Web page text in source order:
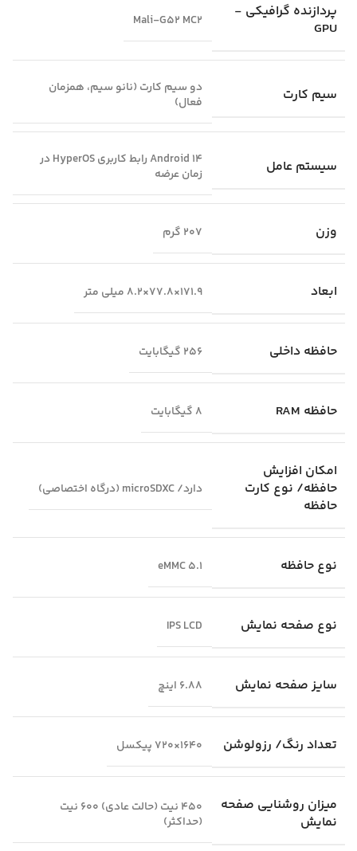
پردازنده گرافیکی -
GPU
Mali-G52 MC2
سیم کارت
دو سیم کارت (نانو سیم، همزمان
فعال)
سیستم عامل
Android 14 رابط کاربری HyperOS در
زمان عرضه
وزن 207 گرم
ابعاد 171.9×77.8×8.2 میلی متر
حافظه داخلی 256 گیگابایت
حافظه RAM 8 گیگابایت
امکان افزایش
حافظه/ نوع کارت
حافظه
دارد/ microSDXC (درگاه اختصاصی)
نوع حافظه eMMC 5.1
نوع صفحه نمایش IPS LCD
سایز صفحه نمایش 6.88 اینچ
تعداد رنگ/ رزولوشن 1640×720 پیکسل
میزان روشنایی صفحه
نمایش
450 نیت (حالت عادی) 600 نیت
(حداکثر)